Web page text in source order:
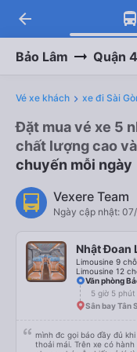
arrow_back
Bảo Lâm Quận 4
Vé xe khách xe đi Sài
Đặt mua vé xe 5
chất lượng cao
chuyến mỗi ngày
Vexere Team
Ngày cập nhật:
Nhật Đoan
Limousine 9 chỗ
Limousine 12
Văn phòng
5 giờ 5 phút
Sân bay Tân
mình đc gọi báo đầy đủ
thoải mái. Trên xe có